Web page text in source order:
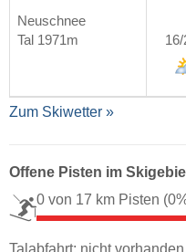
Neuschnee
Tal 1971m
16/
Zum Skiwetter »
Offene Pisten im
0 von 17 km Pisten